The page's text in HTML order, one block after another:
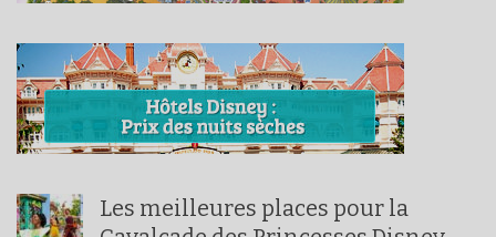
Les meilleures places pour la